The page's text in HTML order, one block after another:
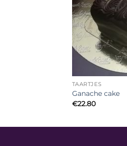
TAARTJES
Ganache cake
€22.80